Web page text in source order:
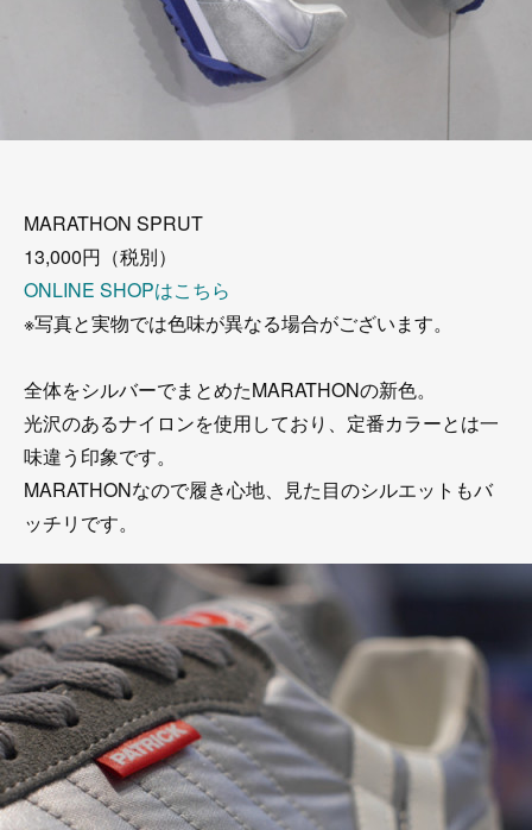
MARATHON SPRUT
13,000円（税別）
ONLINE SHOPはこちら
※写真と実物では色味が異なる場合がございます。
全体をシルバーでまとめたMARATHONの新色。
光沢のあるナイロンを使用しており、定番カラーとは一
味違う印象です。
MARATHONなので履き心地、見た目のシルエットもバ
ッチリです。